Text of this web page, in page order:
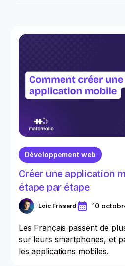
Développement web
Créer une application
étape par étape
Loic Frissard 10
Les Français passent de
sur leurs smartphones, et
les applications mobiles.